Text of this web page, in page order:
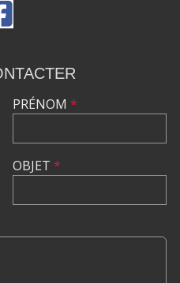
PRÉNOM *
OBJET *